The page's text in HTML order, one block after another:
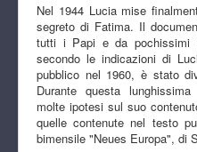
Nel 1944 Lucia mise
segreto di Fatima. Il
tutti i Papi e da pochissimi
secondo le indicazioni di
pubblico nel 1960, è stato
Durante questa
molte ipotesi sul suo
quelle contenute nel testo
bimensile "Neues Europa", di